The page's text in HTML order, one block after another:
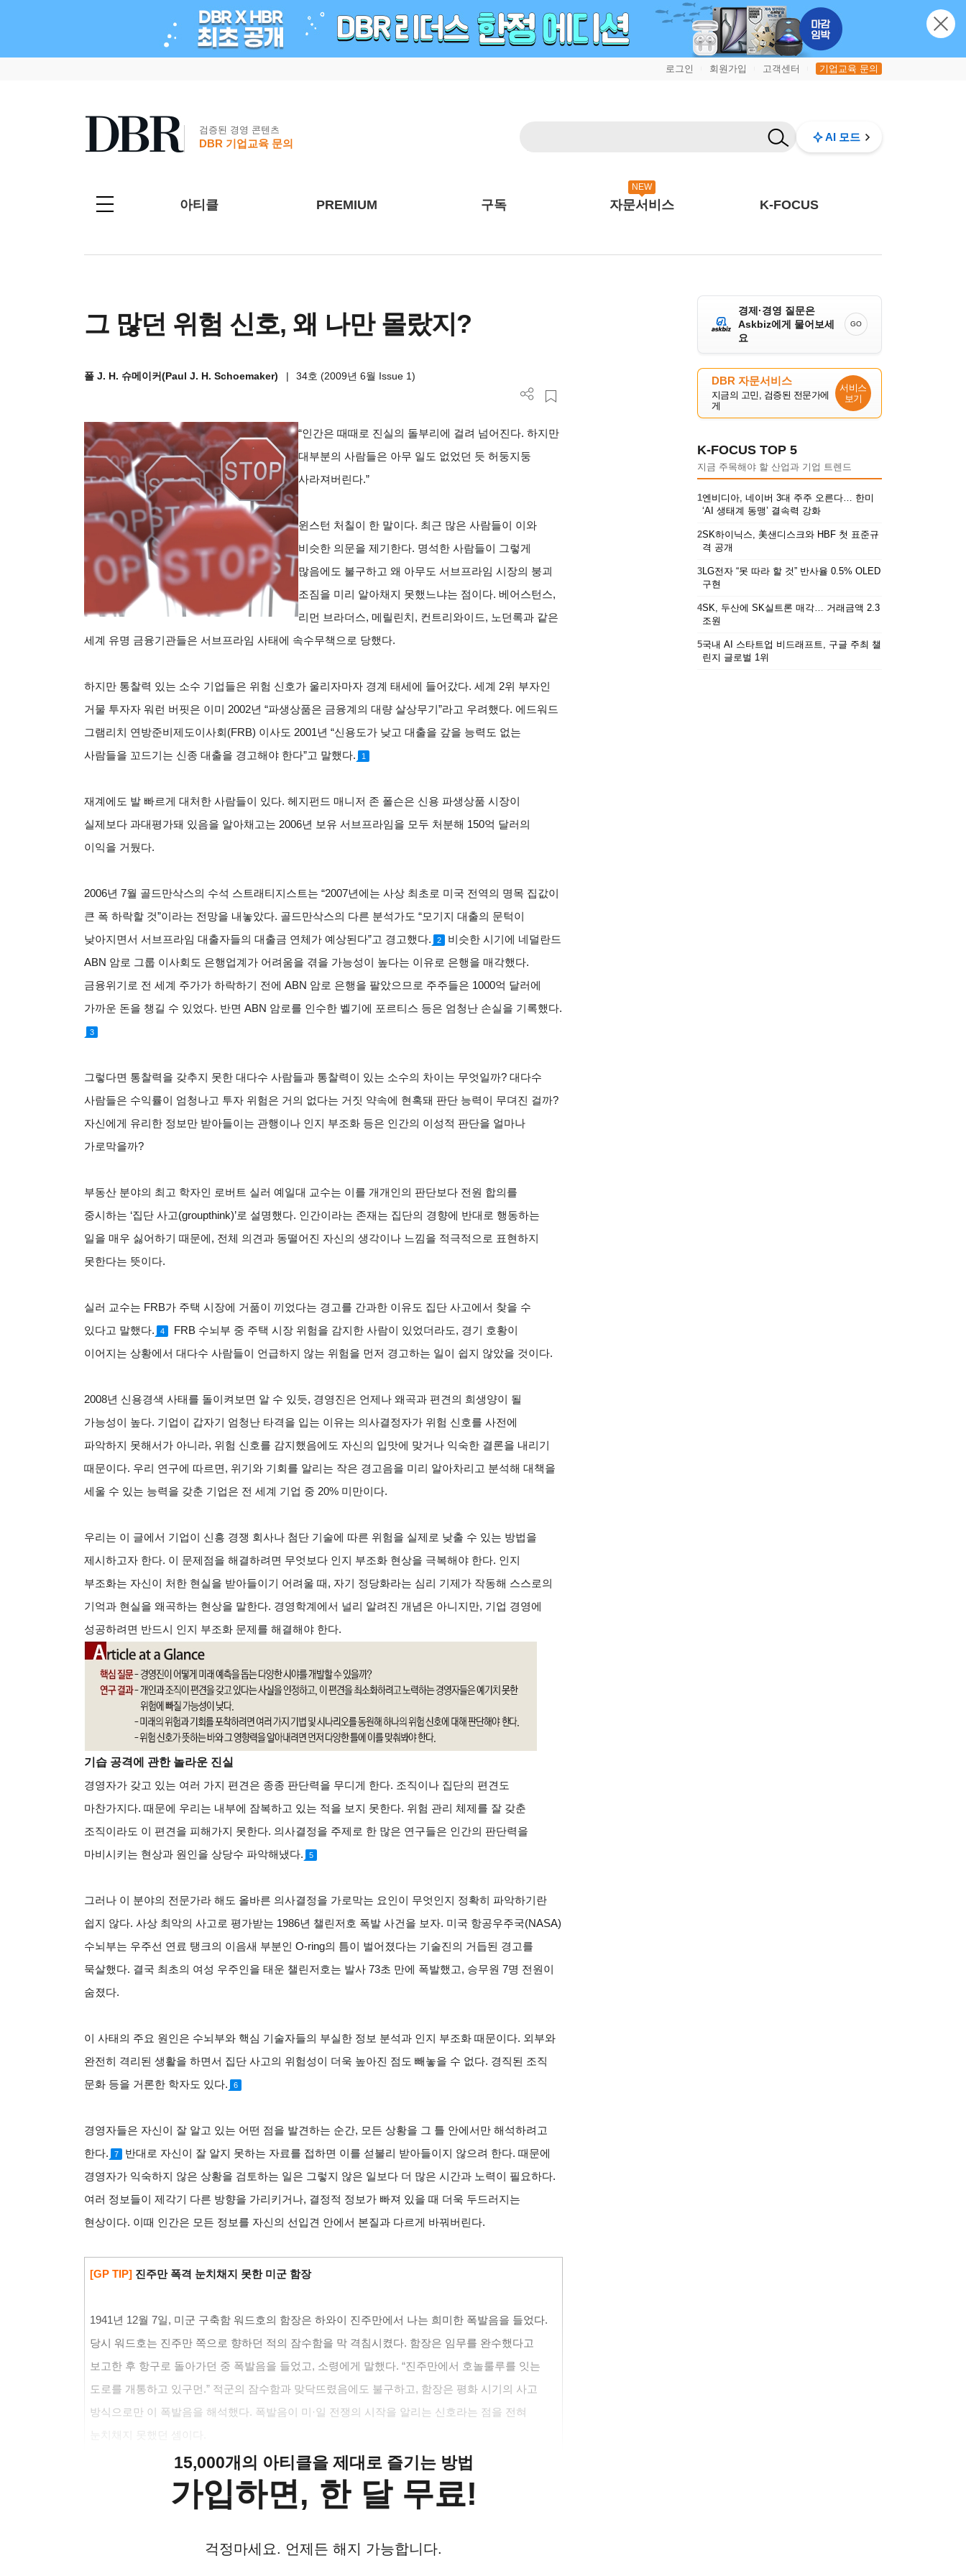
로그인 회원가입 고객센터 기업교육 문의
검증된 경영 콘텐츠
DBR 기업교육 문의
AI 모드
아티클 PREMIUM 구독
NEW
자문서비스 K-FOCUS
그 많던 위험 신호, 왜 나만 몰랐지?
폴 J. H. 슈메이커(Paul J. H. Schoemaker) | 34호 (2009년 6월 Issue 1)
“인간은 때때로 진실의 돌부리에 걸려 넘어진다. 하지만
대부분의 사람들은 아무 일도 없었던 듯 허둥지둥
사라져버린다.”
윈스턴 처칠이 한 말이다. 최근 많은 사람들이 이와
비슷한 의문을 제기한다. 명석한 사람들이 그렇게
많음에도 불구하고 왜 아무도 서브프라임 시장의 붕괴
조짐을 미리 알아채지 못했느냐는 점이다. 베어스턴스,
리먼 브라더스, 메릴린치, 컨트리와이드, 노던록과 같은
세계 유명 금융기관들은 서브프라임 사태에 속수무책으로 당했다.
하지만 통찰력 있는 소수 기업들은 위험 신호가 울리자마자 경계 태세에 들어갔다. 세계 2위 부자인
거물 투자자 워런 버핏은 이미 2002년 “파생상품은 금융계의 대량 살상무기”라고 우려했다. 에드워드
그램리치 연방준비제도이사회(FRB) 이사도 2001년 “신용도가 낮고 대출을 갚을 능력도 없는
사람들을 꼬드기는 신종 대출을 경고해야 한다”고 말했다.
1
재계에도 발 빠르게 대처한 사람들이 있다. 헤지펀드 매니저 존 폴슨은 신용 파생상품 시장이
실제보다 과대평가돼 있음을 알아채고는 2006년 보유 서브프라임을 모두 처분해 150억 달러의
이익을 거뒀다.
2006년 7월 골드만삭스의 수석 스트래티지스트는 “2007년에는 사상 최초로 미국 전역의 명목 집값이
큰 폭 하락할 것”이라는 전망을 내놓았다. 골드만삭스의 다른 분석가도 “모기지 대출의 문턱이
낮아지면서 서브프라임 대출자들의 대출금 연체가 예상된다”고 경고했다.
2
비슷한 시기에 네덜란드
ABN 암로 그룹 이사회도 은행업계가 어려움을 겪을 가능성이 높다는 이유로 은행을 매각했다.
금융위기로 전 세계 주가가 하락하기 전에 ABN 암로 은행을 팔았으므로 주주들은 1000억 달러에
가까운 돈을 챙길 수 있었다. 반면 ABN 암로를 인수한 벨기에 포르티스 등은 엄청난 손실을 기록했다.
3
그렇다면 통찰력을 갖추지 못한 대다수 사람들과 통찰력이 있는 소수의 차이는 무엇일까? 대다수
사람들은 수익률이 엄청나고 투자 위험은 거의 없다는 거짓 약속에 현혹돼 판단 능력이 무뎌진 걸까?
자신에게 유리한 정보만 받아들이는 관행이나 인지 부조화 등은 인간의 이성적 판단을 얼마나
가로막을까?
부동산 분야의 최고 학자인 로버트 실러 예일대 교수는 이를 개개인의 판단보다 전원 합의를
중시하는 ‘집단 사고(groupthink)’로 설명했다. 인간이라는 존재는 집단의 경향에 반대로 행동하는
일을 매우 싫어하기 때문에, 전체 의견과 동떨어진 자신의 생각이나 느낌을 적극적으로 표현하지
못한다는 뜻이다.
실러 교수는 FRB가 주택 시장에 거품이 끼었다는 경고를 간과한 이유도 집단 사고에서 찾을 수
있다고 말했다.
4 FRB 수뇌부 중 주택 시장 위험을 감지한 사람이 있었더라도, 경기 호황이
이어지는 상황에서 대다수 사람들이 언급하지 않는 위험을 먼저 경고하는 일이 쉽지 않았을 것이다.
2008년 신용경색 사태를 돌이켜보면 알 수 있듯, 경영진은 언제나 왜곡과 편견의 희생양이 될
가능성이 높다. 기업이 갑자기 엄청난 타격을 입는 이유는 의사결정자가 위험 신호를 사전에
파악하지 못해서가 아니라, 위험 신호를 감지했음에도 자신의 입맛에 맞거나 익숙한 결론을 내리기
때문이다. 우리 연구에 따르면, 위기와 기회를 알리는 작은 경고음을 미리 알아차리고 분석해 대책을
세울 수 있는 능력을 갖춘 기업은 전 세계 기업 중 20% 미만이다.
우리는 이 글에서 기업이 신흥 경쟁 회사나 첨단 기술에 따른 위험을 실제로 낮출 수 있는 방법을
제시하고자 한다. 이 문제점을 해결하려면 무엇보다 인지 부조화 현상을 극복해야 한다. 인지
부조화는 자신이 처한 현실을 받아들이기 어려울 때, 자기 정당화라는 심리 기제가 작동해 스스로의
기억과 현실을 왜곡하는 현상을 말한다. 경영학계에서 널리 알려진 개념은 아니지만, 기업 경영에
성공하려면 반드시 인지 부조화 문제를 해결해야 한다.
기습 공격에 관한 놀라운 진실
경영자가 갖고 있는 여러 가지 편견은 종종 판단력을 무디게 한다. 조직이나 집단의 편견도
마찬가지다. 때문에 우리는 내부에 잠복하고 있는 적을 보지 못한다. 위험 관리 체제를 잘 갖춘
조직이라도 이 편견을 피해가지 못한다. 의사결정을 주제로 한 많은 연구들은 인간의 판단력을
마비시키는 현상과 원인을 상당수 파악해냈다.
5
그러나 이 분야의 전문가라 해도 올바른 의사결정을 가로막는 요인이 무엇인지 정확히 파악하기란
쉽지 않다. 사상 최악의 사고로 평가받는 1986년 챌린저호 폭발 사건을 보자. 미국 항공우주국(NASA)
수뇌부는 우주선 연료 탱크의 이음새 부분인 O-ring의 틈이 벌어졌다는 기술진의 거듭된 경고를
묵살했다. 결국 최초의 여성 우주인을 태운 챌린저호는 발사 73초 만에 폭발했고, 승무원 7명 전원이
숨졌다.
이 사태의 주요 원인은 수뇌부와 핵심 기술자들의 부실한 정보 분석과 인지 부조화 때문이다. 외부와
완전히 격리된 생활을 하면서 집단 사고의 위험성이 더욱 높아진 점도 빼놓을 수 없다. 경직된 조직
문화 등을 거론한 학자도 있다.
6
경영자들은 자신이 잘 알고 있는 어떤 점을 발견하는 순간, 모든 상황을 그 틀 안에서만 해석하려고
한다.
7
반대로 자신이 잘 알지 못하는 자료를 접하면 이를 섣불리 받아들이지 않으려 한다. 때문에
경영자가 익숙하지 않은 상황을 검토하는 일은 그렇지 않은 일보다 더 많은 시간과 노력이 필요하다.
여러 정보들이 제각기 다른 방향을 가리키거나, 결정적 정보가 빠져 있을 때 더욱 두드러지는
현상이다. 이때 인간은 모든 정보를 자신의 선입견 안에서 본질과 다르게 바꿔버린다.
[GP TIP] 진주만 폭격 눈치채지 못한 미군 함장
1941년 12월 7일, 미군 구축함 워드호의 함장은 하와이 진주만에서 나는 희미한 폭발음을 들었다.
당시 워드호는 진주만 쪽으로 향하던 적의 잠수함을 막 격침시켰다. 함장은 임무를 완수했다고
보고한 후 항구로 돌아가던 중 폭발음을 들었고, 소령에게 말했다. “진주만에서 호놀룰루를 잇는
도로를 개통하고 있구먼.” 적군의 잠수함과 맞닥뜨렸음에도 불구하고, 함장은 평화 시기의 사고
방식으로만 이 폭발음을 해석했다. 폭발음이 미·일 전쟁의 시작을 알리는 신호라는 점을 전혀
눈치채지 못했던 셈이다.
15,000개의 아티클을 제대로 즐기는 방법
가입하면, 한 달 무료!
걱정마세요. 언제든 해지 가능합니다.
경제·경영 질문은
Askbiz에게 물어보세
요
GO
DBR 자문서비스
지금의 고민, 검증된 전문가에
게
서비스
보기
K-FOCUS TOP 5
지금 주목해야 할 산업과 기업 트렌드
1엔비디아, 네이버 3대 주주 오른다… 한미
‘AI 생태계 동맹’ 결속력 강화
2SK하이닉스, 美샌디스크와 HBF 첫 표준규
격 공개
3LG전자 “못 따라 할 것” 반사율 0.5% OLED
구현
4SK, 두산에 SK실트론 매각… 거래금액 2.3
조원
5국내 AI 스타트업 비드래프트, 구글 주최 챌
린지 글로벌 1위